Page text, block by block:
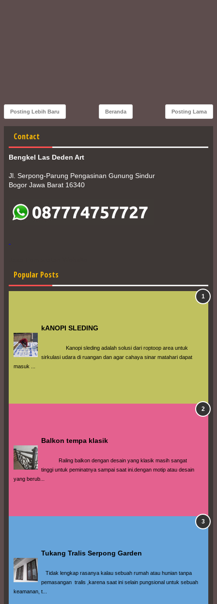
Posting Lebih Baru Posting Lama
Beranda
Contact
Bengkel Las Deden Art
Jl. Serpong-Parung Pengasinan Gunung Sindur
Bogor Jawa Barat 16340
Popular Posts
kANOPI SLEDING
Kanopi sleding adalah solusi dari roptoop area untuk
sirkulasi udara di ruangan dan agar cahaya sinar matahari dapat
masuk ...
Balkon tempa klasik
Raling balkon dengan desain yang klasik masih sangat
tinggi untuk peminatnya sampai saat ini.dengan motip atau desain
yang berub...
Tukang Tralis Serpong Garden
Tidak lengkap rasanya kalau sebuah rumah atau hunian tanpa
pemasangan  tralis ,karena saat ini selain pungsional untuk sebuah
keamanan, t...